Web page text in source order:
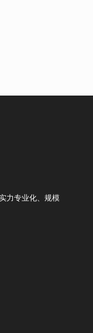
力专业化、规模